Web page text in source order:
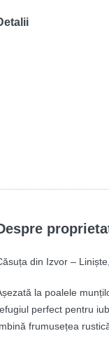
din Izvor –
la poalele
perfect pentru
frumusețea